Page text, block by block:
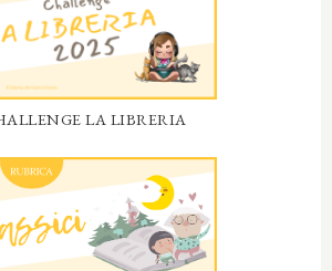
LA LIBRERIA